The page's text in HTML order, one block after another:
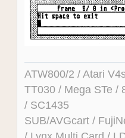
ATW800/2 / Atari
TT030 / Mega STe /
/ SC1435
SUB/AVGcart /